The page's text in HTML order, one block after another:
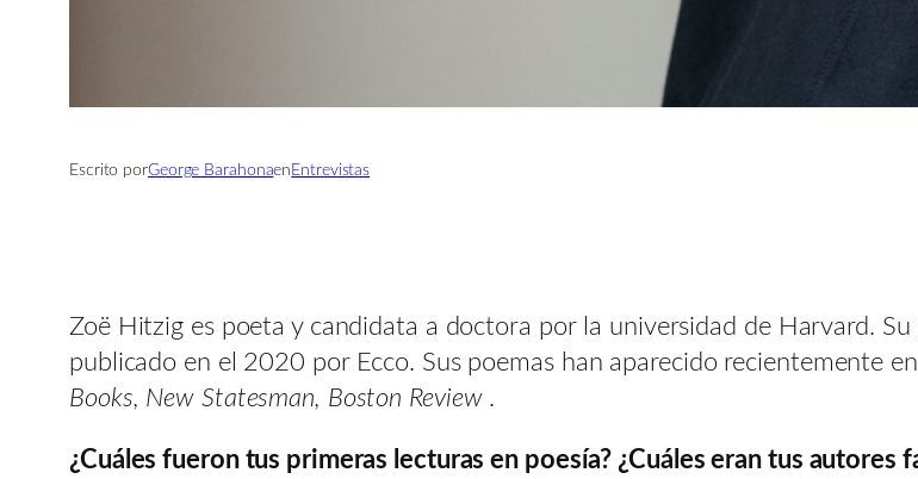
Escrito porGeorge Barahonaen Entrevistas
Zoë Hitzig es poeta y candidata a doctora por la universidad de Harvard.
publicado en el 2020 por Ecco. Sus poemas han aparecido recientemente en
Books, New Statesman, Boston Review.
¿Cuáles fueron tus primeras lecturas en poesía? ¿Cuáles eran tus autores